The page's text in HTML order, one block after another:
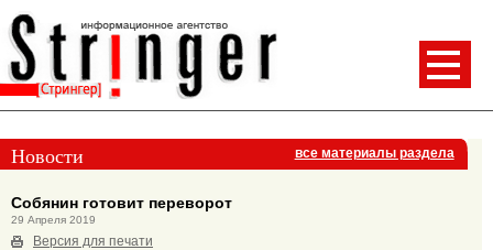
Новости все материалы раздела
Собянин готовит переворот
29 Апреля 2019
Версия для печати